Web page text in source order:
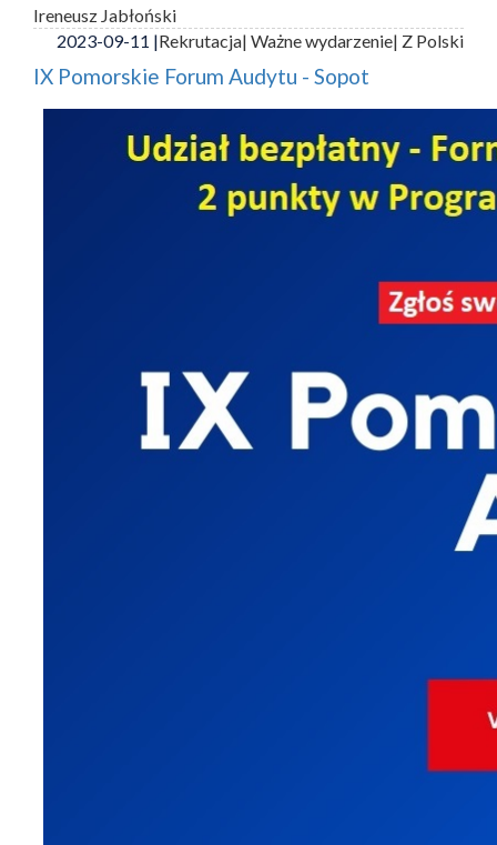
Ireneusz Jabłoński
2023-09-11 |Rekrutacja| Ważne wydarzenie| Z Polski
IX Pomorskie Forum Audytu - Sopot